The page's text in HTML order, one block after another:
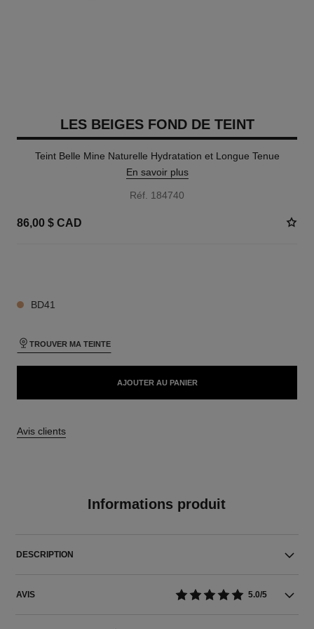
LES BEIGES FOND DE TEINT
Teint Belle Mine Naturelle Hydratation et Longue Tenue
En savoir plus
Réf. 184740
86,00 $ CAD
BD41
TROUVER MA TEINTE
AJOUTER AU PANIER
Avis clients
Informations produit
DESCRIPTION
AVIS 5.0/5